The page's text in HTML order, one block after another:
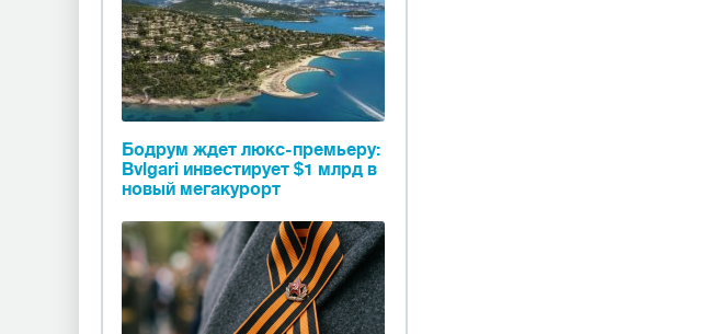
Бодрум ждет люкс-премьеру:
Bvlgari инвестирует $1 млрд в
новый мегакурорт